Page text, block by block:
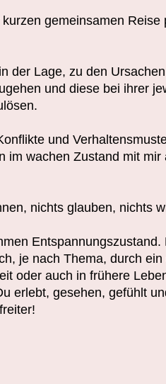
gemeinsamen
der Lage, zu den
und diese bei ihrer
und
im wachen Zustand mit
nichts glauben, nichts
je nach Thema, durch
oder auch in frühere
erlebt, gesehen, gefühlt